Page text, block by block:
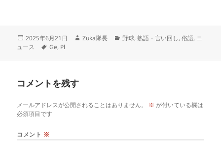
投
稿
2025年6月21日
作
Zuka隊長
カ
野球,熟語・言い回し,俗語, ニ
ュース
タ
Ge, Pl
コメントを残す
メールアドレスが公開されることはありません。 ※ が付いている欄は
必須項目です
コメント ※